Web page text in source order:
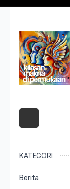
KATEGORI
Berita